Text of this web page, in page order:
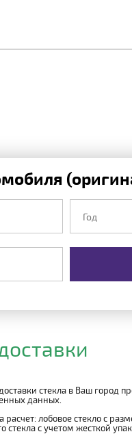
стекла в Ваш город
данных.
расчет: лобовое стекло с
стекла с учетом жесткой